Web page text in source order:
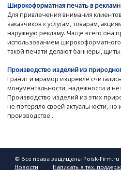
Широкоформатная печать в
Для привлечения внимания
заказчиков к услугам, товарам,
наружную рекламу. Чаще всего она
использованием
такой печати делают баннеры,
Производство изделий из
Гранит и мрамор издревле
монументальности, надежности и
Производство изделий из этих
не потеряло своей актуальности,
производстве...
© Все права защищены Poisk-Firm.ru
Новости
Написать в тех.